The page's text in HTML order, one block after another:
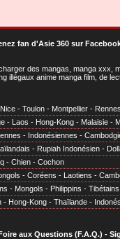
fan d'Asie 360 sur
des mangas, manga
anime manga film, de
Nice - Toulon - Montpellier - Rennes
- Laos - Hong-Kong - Malaisie -
- Indonésiennes -
- Rupiah Indonésien -
- Chien - Cochon
- Coréens - Laotiens -
- Mongols - Philippins - Tibétains
- Hong-Kong - Thaïlande -
aux Questions (F.A.Q.) -